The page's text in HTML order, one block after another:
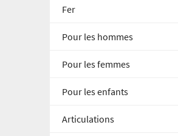
Fer
Pour les hommes
Pour les femmes
Pour les enfants
Articulations